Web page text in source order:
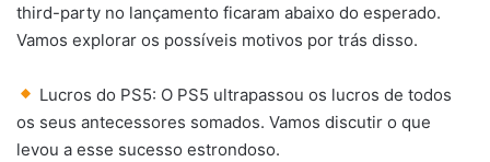
third-party no lançamento ficaram abaixo do esperado.
Vamos explorar os possíveis motivos por trás disso.
Lucros do PS5: O PS5 ultrapassou os lucros de todos
os seus antecessores somados. Vamos discutir o que
levou a esse sucesso estrondoso.